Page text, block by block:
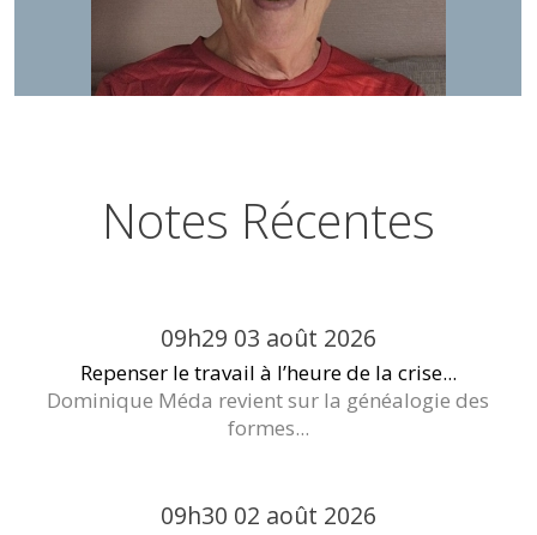
Notes Récentes
09h29 03 août 2026
Repenser le travail à l’heure de la crise...
Dominique Méda revient sur la généalogie des
formes...
09h30 02 août 2026